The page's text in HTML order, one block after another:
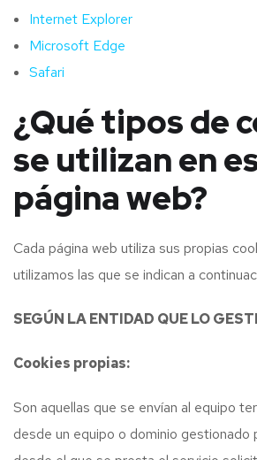
Internet Explorer
Microsoft Edge
Safari
¿Qué tipos de
se utilizan en
página web?
Cada página web utiliza sus propias
utilizamos las que se indican a
SEGÚN LA ENTIDAD QUE LO
Cookies propias:
Son aquellas que se envían al equipo
desde un equipo o dominio